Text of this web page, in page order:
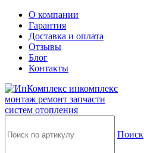
О компании
Гарантия
Доставка и оплата
Отзывы
Блог
Контакты
инкомплекс
монтаж ремонт запчасти
систем отопления
Поиск